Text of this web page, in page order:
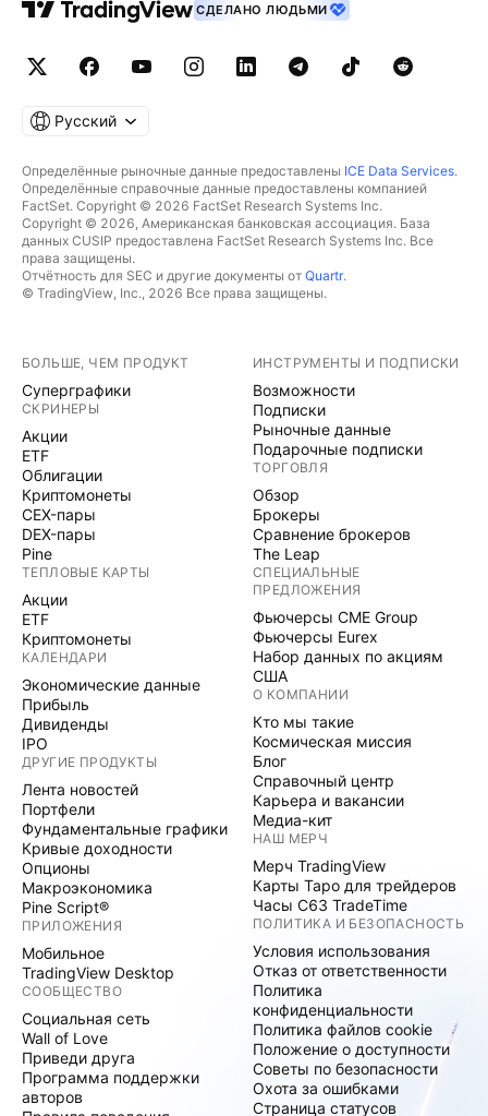
СДЕЛАНО ЛЮДЬМИ
Русский
Определённые рыночные данные предоставлены ICE Data Services.
Определённые справочные данные предоставлены компанией
FactSet. Copyright © 2026 FactSet Research Systems Inc.
Copyright © 2026, Американская банковская ассоциация. База
данных CUSIP предоставлена FactSet Research Systems Inc. Все
права защищены.
Отчётность для SEC и другие документы от Quartr.
© TradingView, Inc., 2026 Все права защищены.
БОЛЬШЕ, ЧЕМ ПРОДУКТ
Суперграфики
СКРИНЕРЫ
Акции
ETF
Облигации
Криптомонеты
CEX-пары
DEX-пары
Pine
ТЕПЛОВЫЕ КАРТЫ
Акции
ETF
Криптомонеты
КАЛЕНДАРИ
Экономические данные
Прибыль
Дивиденды
IPO
ДРУГИЕ ПРОДУКТЫ
Лента новостей
Портфели
Фундаментальные графики
Кривые доходности
Опционы
Макроэкономика
Pine Script®
ПРИЛОЖЕНИЯ
Мобильное
TradingView Desktop
СООБЩЕСТВО
Социальная сеть
Wall of Love
Приведи друга
Программа поддержки
авторов
ИНСТРУМЕНТЫ И ПОДПИСКИ
Возможности
Подписки
Рыночные данные
Подарочные подписки
ТОРГОВЛЯ
Обзор
Брокеры
Сравнение брокеров
The Leap
СПЕЦИАЛЬНЫЕ
ПРЕДЛОЖЕНИЯ
Фьючерсы CME Group
Фьючерсы Eurex
Набор данных по акциям
США
О КОМПАНИИ
Кто мы такие
Космическая миссия
Блог
Справочный центр
Карьера и вакансии
Медиа-кит
НАШ МЕРЧ
Мерч TradingView
Карты Таро для трейдеров
Часы C63 TradeTime
ПОЛИТИКА И БЕЗОПАСНОСТЬ
Условия использования
Отказ от ответственности
Политика
конфиденциальности
Политика файлов cookie
Положение о доступности
Советы по безопасности
Охота за ошибками
Страница статусов